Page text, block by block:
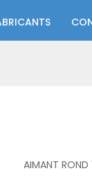
AIMANT